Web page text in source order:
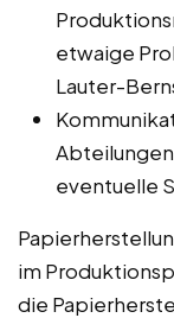
etwaige
Lauter-
eventuelle
im
die